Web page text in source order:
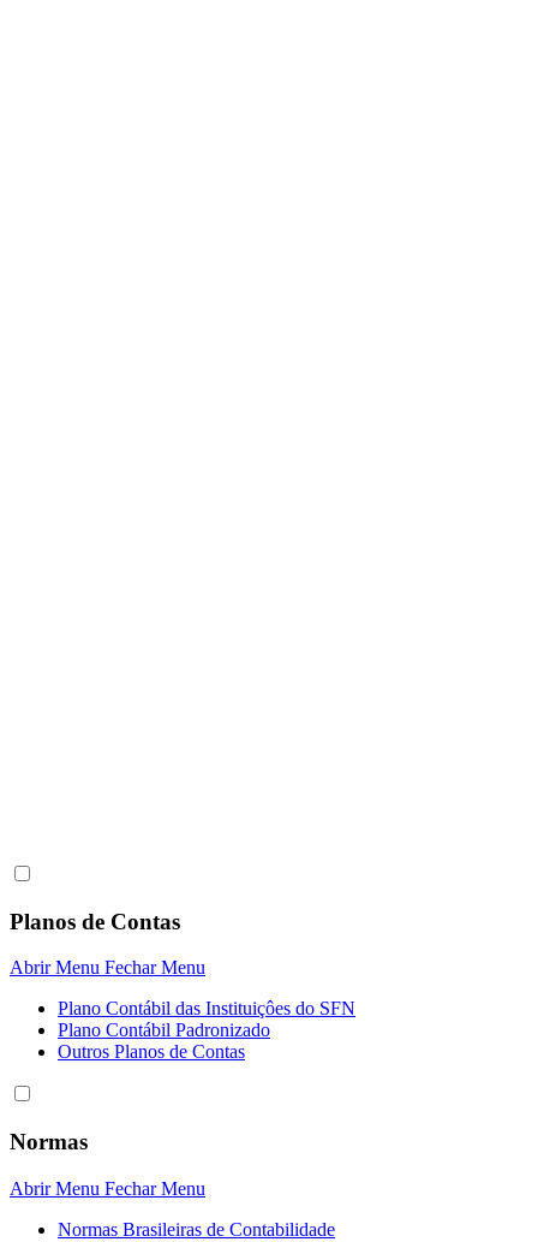
Planos de Contas
Abrir Menu Fechar Menu
Plano Contábil das Instituiçôes do SFN
Plano Contábil Padronizado
Outros Planos de Contas
Normas
Abrir Menu Fechar Menu
Normas Brasileiras de Contabilidade